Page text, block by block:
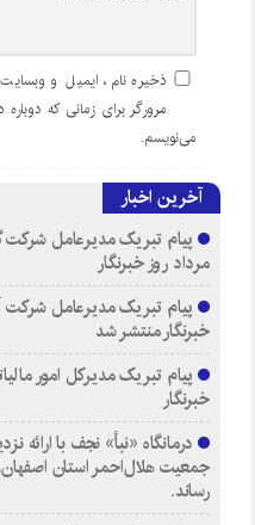
ذخیره نام، ایمیل و
مرورگر برای زمانی که دوباره
می‌نویسم.
آخرین اخبار
مرداد روز خبرنگار
پیام تبریک مدیرعامل
خبرنگار منتشر شد
پیام تبریک مدیرکل امور
خبرنگار
جمعیت هلال‌احمر استان
رساند.